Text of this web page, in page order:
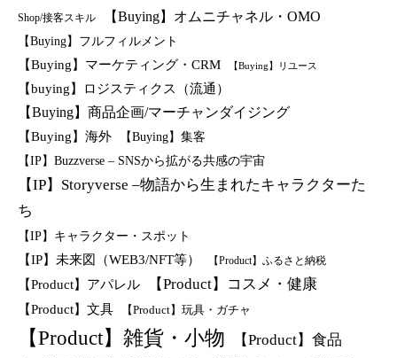
Shop/接客スキル 【Buying】オムニチャネル・OMO
【Buying】フルフィルメント
【Buying】マーケティング・CRM 【Buying】リユース
【buying】ロジスティクス（流通）
【Buying】商品企画/マーチャンダイジング
【Buying】海外
【Buying】集客
【IP】Buzzverse – SNSから拡がる共感の宇宙
【IP】Storyverse –物語から生まれたキャラクターた
ち
【IP】キャラクター・スポット
【IP】未来図（WEB3/NFT等）
【Product】ふるさと納税
【Product】アパレル 【Product】コスメ・健康
【Product】文具 【Product】玩具・ガチャ
【Product】雑貨・小物 【Product】食品